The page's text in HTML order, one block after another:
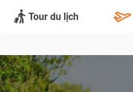
Tour du lịch